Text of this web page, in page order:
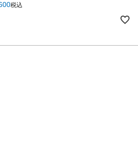
税込